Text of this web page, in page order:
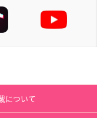
について